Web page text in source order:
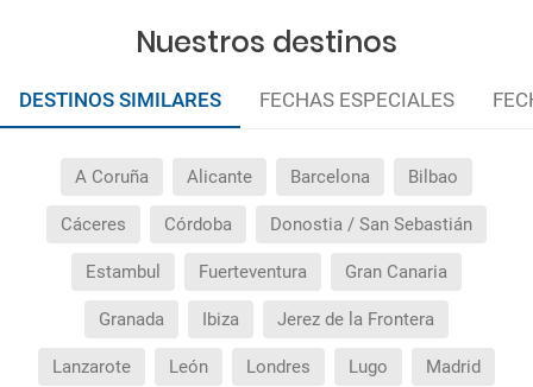
Nuestros destinos
DESTINOS SIMILARES FECHAS ESPECIALES
A Coruña Alicante Barcelona Bilbao
Cáceres Córdoba Donostia / San Sebastián
Estambul Fuerteventura Gran Canaria
Granada Ibiza Jerez de la Frontera
Lanzarote León Londres Lugo Madrid